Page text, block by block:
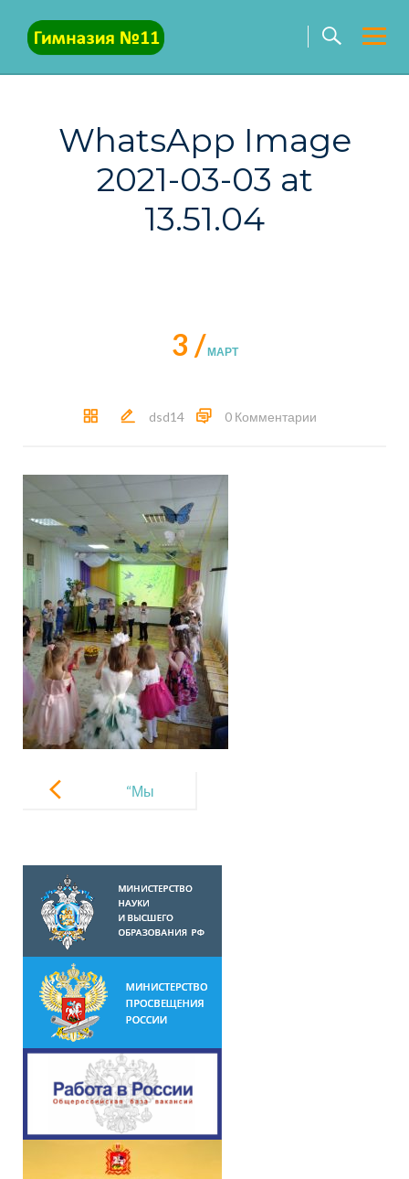
content
WhatsApp Image
2021-03-03 at
13.51.04
3 /МАРТ
dsd14 0 Комментарии
записям
“Мы
праздничный
концерт в
группе №8